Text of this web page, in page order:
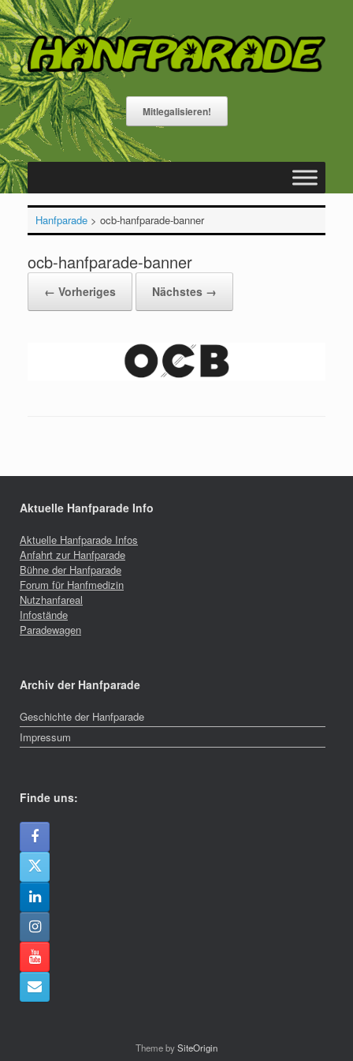
Zum
Inhalt
springen
Mitlegalisieren!
Hanfparade> ocb-hanfparade-banner
ocb-hanfparade-banner
← Vorheriges Nächstes →
Aktuelle Hanfparade Info
Aktuelle Hanfparade Infos
Anfahrt zur Hanfparade
Bühne der Hanfparade
Forum für Hanfmedizin
Nutzhanfareal
Infostände
Paradewagen
Archiv der Hanfparade
Geschichte der Hanfparade
Impressum
Finde uns:
Theme bySiteOrigin